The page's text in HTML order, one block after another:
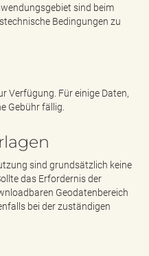
sind beim
Bedingungen zu
Verfügung. Für einige Daten,
Gebühr fällig.
sind grundsätzlich keine
das Erfordernis der
Geodatenbereich
bei der zuständigen